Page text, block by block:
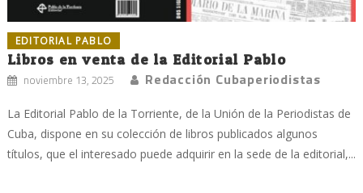
EDITORIAL PABLO
Libros en venta de la Editorial Pablo
noviembre 13, 2025 Redacción Cubaperiodistas
La Editorial Pablo de la Torriente, de la Unión de la Periodistas de
Cuba, dispone en su colección de libros publicados algunos
títulos, que el interesado puede adquirir en la sede de la editorial,...